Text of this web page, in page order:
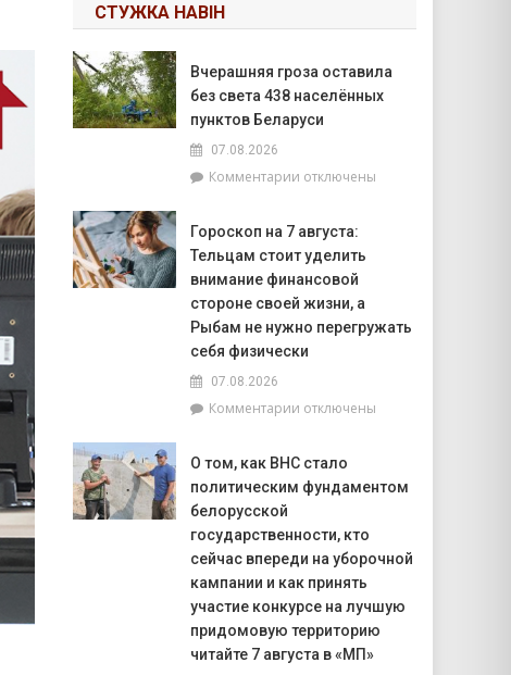
СТУЖКА НАВІН
Вчерашняя гроза оставила
без света 438 населённых
пунктов Беларуси
07.08.2026
Комментариик
гроза
оставила
без
света
438
населённых
пунктов
отключены
Гороскоп на 7 августа:
Тельцам стоит уделить
внимание финансовой
стороне своей жизни, а
Рыбам не нужно перегружать
себя физически
07.08.2026
Комментариик
на
7
Тельцам
стоит
уделить
внимание
финансовой
стороне
своей
отключены
О том, как ВНС стало
политическим фундаментом
белорусской
государственности, кто
сейчас впереди на уборочной
кампании и как принять
участие конкурсе на лучшую
придомовую территорию
читайте 7 августа в «МП»